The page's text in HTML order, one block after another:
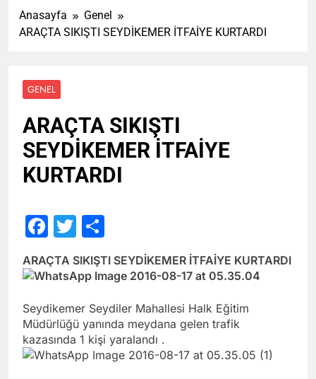
Anasayfa
Genel
ARAÇTA SIKIŞTI SEYDİKEMER İTFAİYE KURTARDI
GENEL
ARAÇTA SIKIŞTI
SEYDİKEMER İTFAİYE
KURTARDI
Facebook
Twitter
ARAÇTA SIKIŞTI SEYDİKEMER İTFAİYE KURTARDI
Seydikemer Seydiler Mahallesi Halk Eğitim
Müdürlüğü yanında meydana gelen trafik
kazasında 1 kişi yaralandı .